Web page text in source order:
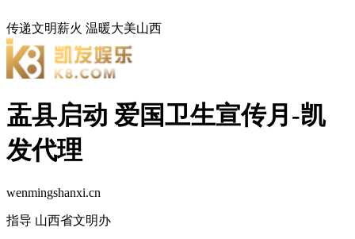
传递文明薪火 温暖大美山西
盂县启动 爱国卫生宣传月-凯
发代理
wenmingshanxi.cn
指导 山西省文明办